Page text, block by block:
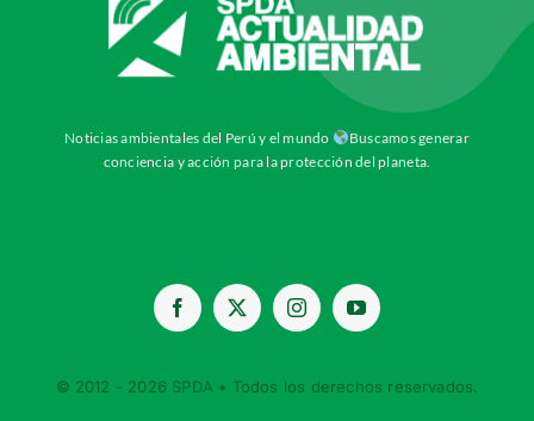
Noticias ambientales del Perú y el mundo
Buscamos generar
conciencia y acción para la protección del planeta.
© 2012 - 2026 SPDA • Todos los derechos reservados.